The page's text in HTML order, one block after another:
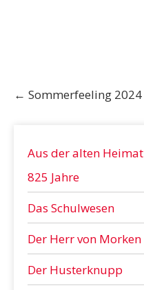
Post
navigation
← Sommerfeeling 2024
Aus der alten Heimat
825 Jahre
Das Schulwesen
Der Herr von Morken
Der Husterknupp